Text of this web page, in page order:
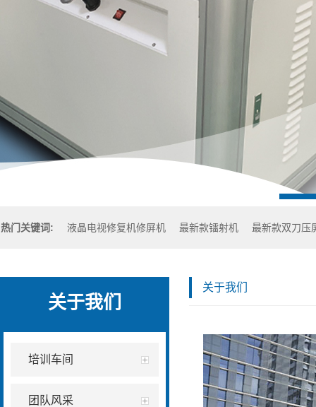
热门关键词: 液晶电视修复机修屏机 最新款镭射机 最新款双刀压
关于我们
培训车间
团队风采
关于我们